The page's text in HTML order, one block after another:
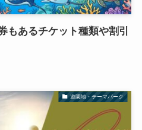
もあるチケット種類や割引
遊園地・テーマパーク